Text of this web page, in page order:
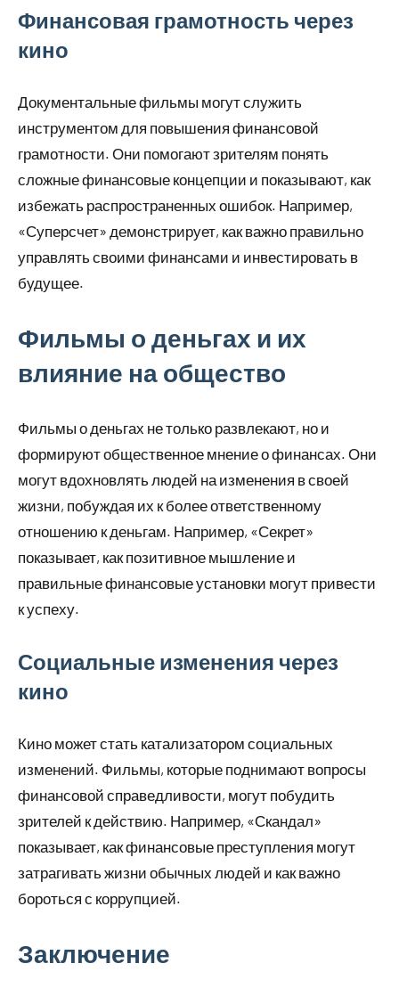
Финансовая грамотность через
кино
Документальные фильмы могут служить
инструментом для повышения финансовой
грамотности. Они помогают зрителям понять
сложные финансовые концепции и показывают, как
избежать распространенных ошибок. Например,
«Суперсчет» демонстрирует, как важно правильно
управлять своими финансами и инвестировать в
будущее.
Фильмы о деньгах и их
влияние на общество
Фильмы о деньгах не только развлекают, но и
формируют общественное мнение о финансах. Они
могут вдохновлять людей на изменения в своей
жизни, побуждая их к более ответственному
отношению к деньгам. Например, «Секрет»
показывает, как позитивное мышление и
правильные финансовые установки могут привести
к успеху.
Социальные изменения через
кино
Кино может стать катализатором социальных
изменений. Фильмы, которые поднимают вопросы
финансовой справедливости, могут побудить
зрителей к действию. Например, «Скандал»
показывает, как финансовые преступления могут
затрагивать жизни обычных людей и как важно
бороться с коррупцией.
Заключение